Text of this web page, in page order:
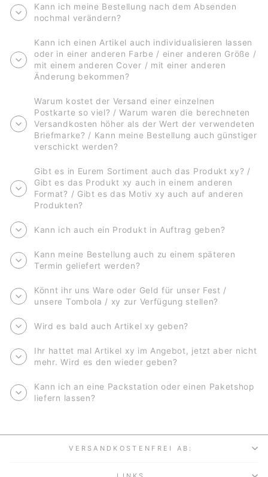
Kann ich meine Bestellung nach dem Absenden
nochmal verändern?
Kann ich einen Artikel auch individualisieren lassen
oder in einer anderen Farbe / einer anderen Größe /
mit einem anderen Cover / mit einer anderen
Änderung bekommen?
Warum kostet der Versand einer einzelnen
Postkarte so viel? / Warum waren die berechneten
Versandkosten höher als der Wert der verwendeten
Briefmarke? / Kann meine Bestellung auch günstiger
verschickt werden?
Gibt es in Eurem Sortiment auch das Produkt xy? /
Gibt es das Produkt xy auch in einem anderen
Format? / Gibt es das Motiv xy auch auf anderen
Produkten?
Kann ich auch ein Produkt in Auftrag geben?
Kann meine Bestellung auch zu einem späteren
Termin geliefert werden?
Könnt ihr uns Ware oder Geld für unser Fest /
unsere Tombola / xy zur Verfügung stellen?
Wird es bald auch Artikel xy geben?
Ihr hattet mal Artikel xy im Angebot, jetzt aber nicht
mehr. Wird es den wieder geben?
Kann ich an eine Packstation oder einen Paketshop
liefern lassen?
VERSANDKOSTENFREI AB: